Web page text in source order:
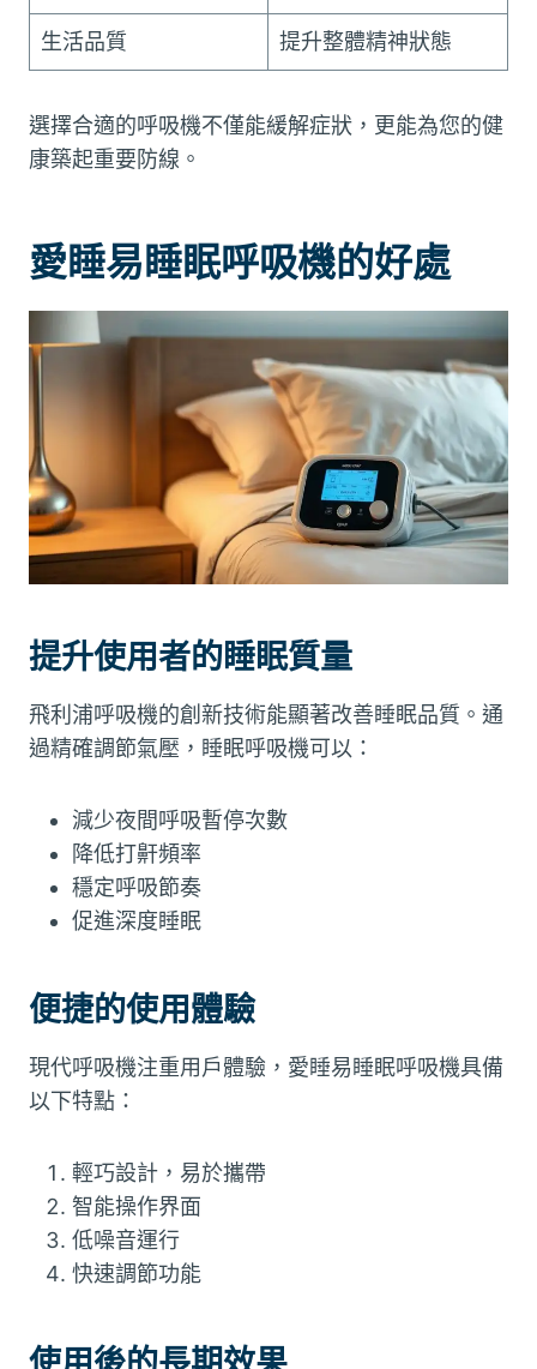
生活品質 提升整體精神狀態
選擇合適的呼吸機不僅能緩解症狀，更能為您的健
康築起重要防線。
愛睡易睡眠呼吸機的好處
提升使用者的睡眠質量
飛利浦呼吸機的創新技術能顯著改善睡眠品質。通
過精確調節氣壓，睡眠呼吸機可以：
減少夜間呼吸暫停次數
降低打鼾頻率
穩定呼吸節奏
促進深度睡眠
便捷的使用體驗
現代呼吸機注重用戶體驗，愛睡易睡眠呼吸機具備
以下特點：
輕巧設計，易於攜帶
智能操作界面
低噪音運行
快速調節功能